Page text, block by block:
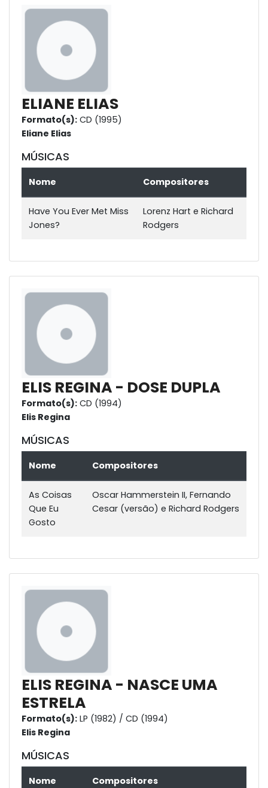
ELIANE ELIAS
Formato(s): CD (1995)
Eliane Elias
MÚSICAS
Nome Compositores
Have You Ever Met Miss
Jones?
Lorenz Hart e Richard
Rodgers
ELIS REGINA - DOSE DUPLA
Formato(s): CD (1994)
Elis Regina
MÚSICAS
Nome Compositores
As Coisas
Que Eu
Gosto
Oscar Hammerstein II, Fernando
Cesar (versão) e Richard Rodgers
ELIS REGINA - NASCE UMA
ESTRELA
Formato(s): LP (1982) / CD (1994)
Elis Regina
MÚSICAS
Nome Compositores